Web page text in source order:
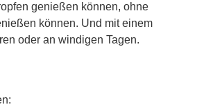
genießen können, ohne
können. Und mit einem
oder an windigen Tagen.